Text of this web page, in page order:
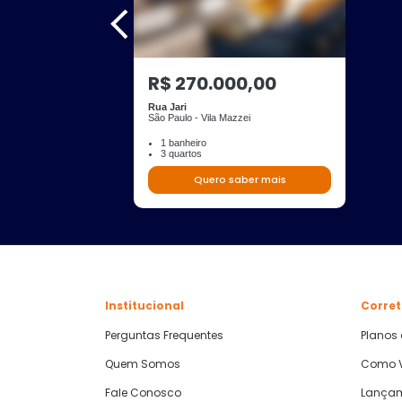
R$ 270.000,00
Rua Jari
São Paulo - Vila Mazzei
1 banheiro
3 quartos
Quero saber mais
Institucional
Perguntas Frequentes
Quem Somos
Fale Conosco
Como